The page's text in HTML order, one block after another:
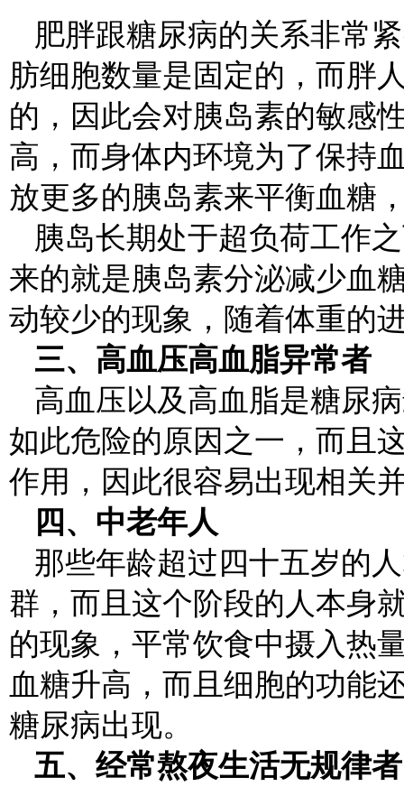
肥胖跟糖尿病的关系非常
肪细胞数量是固定的，而胖
的，因此会对胰岛素的敏感
高，而身体内环境为了保持
放更多的胰岛素来平衡血糖
胰岛长期处于超负荷工作
来的就是胰岛素分泌减少血
动较少的现象，随着体重的
三、高血压高血脂异常者
高血压以及高血脂是糖尿
如此危险的原因之一，而且
作用，因此很容易出现相关
四、中老年人
那些年龄超过四十五岁的
群，而且这个阶段的人本身
的现象，平常饮食中摄入热
血糖升高，而且细胞的功能
糖尿病出现。
五、经常熬夜生活无规律者